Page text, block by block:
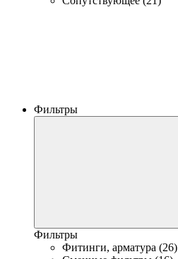
Фильтры
Фильтры
Фитинги, арматура (26)